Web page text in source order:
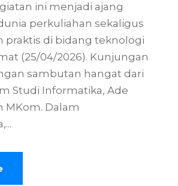
ini menjadi ajang
perkuliahan sekaligus
praktis di bidang teknologi
(25/04/2026). Kunjungan
sambutan hangat dari
Studi Informatika, Ade
MKom. Dalam